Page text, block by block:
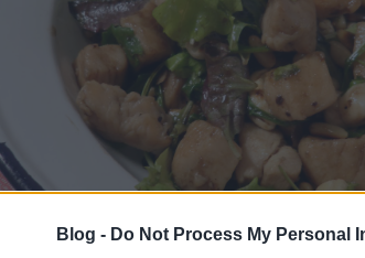
Blog - Do Not Process My Personal